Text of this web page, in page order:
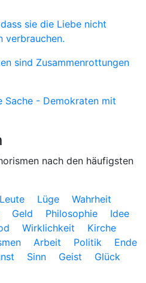
sie die Liebe nicht
verbrauchen.
sind Zusammenrottungen
Sache - Demokraten mit
nach den häufigsten
Leute Lüge
Wahrheit
Geld Philosophie
Idee
Wirklichkeit
Kirche
Arbeit Politik
Ende
Sinn Geist
Glück